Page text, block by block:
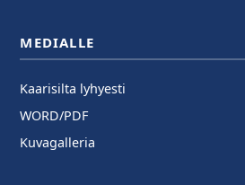
MEDIALLE
Kaarisilta lyhyesti
WORD/PDF
Kuvagalleria